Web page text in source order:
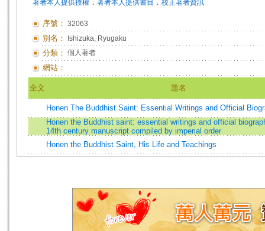
著者本人提供授權 ． 著者本人提供書目 ． 校正著者資訊
序號： 32063
別名： Ishizuka, Ryugaku
分類： 個人著者
網站：
全文 題名
Honen The Buddhist Saint: Essential Writings and Official
Honen the Buddhist saint: essential writings and official
14th century manuscript compiled by imperial order
Honen the Buddhist Saint, His Life and Teachings